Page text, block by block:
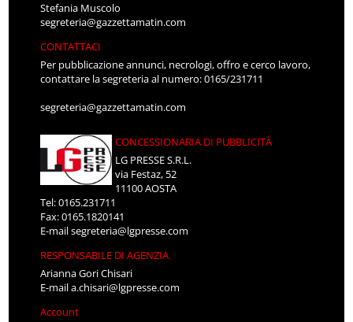
Stefania Muscolo
segreteria@gazzettamatin.com
CONTATTACI
Per pubblicazione annunci, necrologi, offro e cerco lavoro,
contattare la segreteria al numero: 0165/231711
segreteria@gazzettamatin.com
CONCESSIONARIA DI PUBBLICITÀ
LG PRESSE S.R.L.
via Festaz, 52
11100 AOSTA
Tel: 0165.231711
Fax: 0165.1820141
E-mailsegreteria@lgpresse.com
RESPONSABILE DI AGENZIA
Arianna Gori Chisari
E-maila.chisari@lgpresse.com
Account